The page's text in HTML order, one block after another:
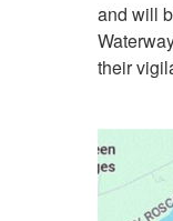
and will
their